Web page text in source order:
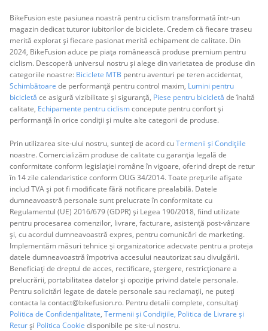
BikeFusion este pasiunea noastră pentru ciclism transformată într-un
magazin dedicat tuturor iubitorilor de biciclete. Credem că fiecare traseu
merită explorat și fiecare pasionat merită echipament de calitate. Din
2024, BikeFusion aduce pe piața românească produse premium pentru
ciclism. Descoperă universul nostru și alege din varietatea de produse din
categoriile noastre: Biciclete MTB pentru aventuri pe teren accidentat,
Schimbătoare de performanță pentru control maxim, Lumini pentru
bicicletă ce asigură vizibilitate și siguranță, Piese pentru bicicletă de înaltă
calitate, Echipamente pentru ciclismconcepute pentru confort și
performanță în orice condiții și multe alte categorii de produse.
Prin utilizarea site-ului nostru, sunteți de acord cuTermenii și Condițiile
noastre. Comercializăm produse de calitate cu garanția legală de
conformitate conform legislației române în vigoare, oferind drept de retur
în 14 zile calendaristice conform OUG 34/2014. Toate prețurile afișate
includ TVA și pot fi modificate fără notificare prealabilă. Datele
dumneavoastră personale sunt prelucrate în conformitate cu
Regulamentul (UE) 2016/679 (GDPR) și Legea 190/2018, fiind utilizate
pentru procesarea comenzilor, livrare, facturare, asistență post-vânzare
și, cu acordul dumneavoastră expres, pentru comunicări de marketing.
Implementăm măsuri tehnice și organizatorice adecvate pentru a proteja
datele dumneavoastră împotriva accesului neautorizat sau divulgării.
Beneficiați de dreptul de acces, rectificare, ștergere, restricționare a
prelucrării, portabilitatea datelor și opoziție privind datele personale.
Pentru solicitări legate de datele personale sau reclamații, ne puteți
contacta la contact@bikefusion.ro. Pentru detalii complete, consultați
Politica de Confidențialitate, Termenii și Condițiile, Politica de Livrare și
Returși Politica Cookie disponibile pe site-ul nostru.